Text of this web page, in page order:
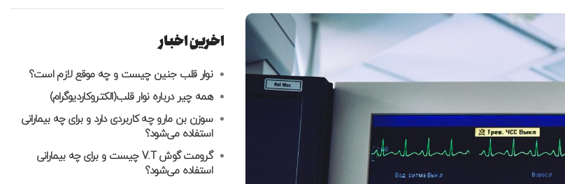
اخرین اخبار
نوار قلب جنین چیست و چه موقع لازم است؟
همه چیر درباره نوار قلب(الکتروکاردیوگرام)
سوزن بن مارو چه کاربردی دارد و برای چه بیمارانی
استفاده می‌شود؟
گرومت گوش V.T چیست و برای چه بیمارانی
استفاده می‌شود؟